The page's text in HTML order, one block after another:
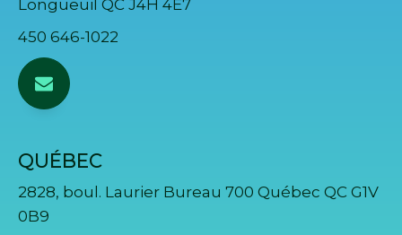
Longueuil QC J4H 4E7
450 646-1022
QUÉBEC
2828, boul. Laurier Bureau 700 Québec QC G1V
0B9